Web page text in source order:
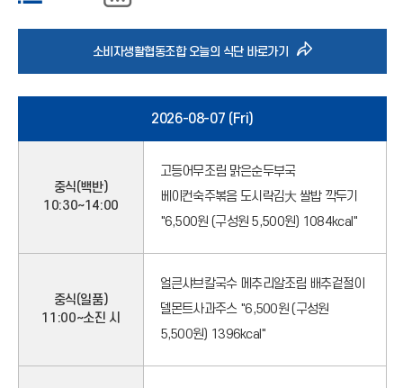
소비자생활협동조합 오늘의 식단 바로가기 바
로
가
아
이
2026-08-07 (Fri)
중식(백반)
10:30~14:00
고등어무조림 맑은순두부국
베이컨숙주볶음 도시락김大 쌀밥 깍두기
"6,500원 (구성원 5,500원) 1084kcal"
중식(일품)
11:00~소진 시
얼큰샤브칼국수 메추리알조림 배추겉절이
델몬트사과주스 "6,500원 (구성원
5,500원) 1396kcal"